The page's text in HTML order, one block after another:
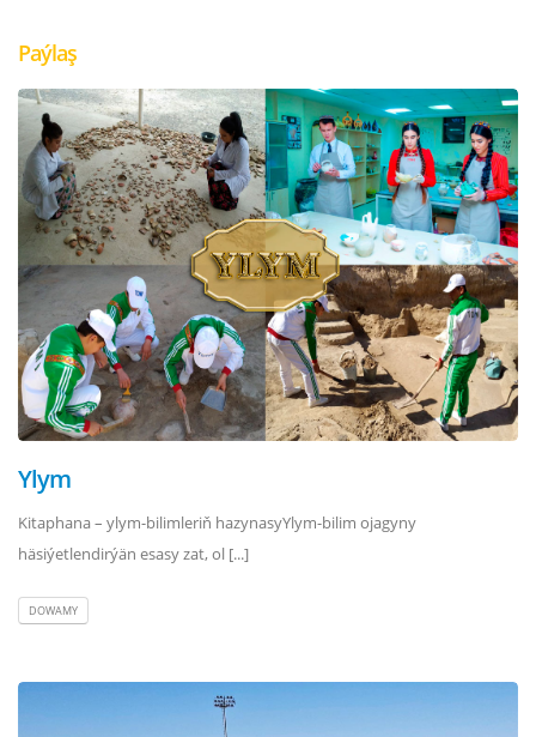
Paýlaş
Ylym
Kitaphana – ylym-bilimleriň hazynasyYlym-bilim ojagyny
häsiýetlendirýän esasy zat, ol [...]
DOWAMY